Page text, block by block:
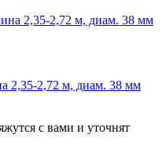
2,35-2,72 м, диам. 38 мм
с вами и уточнят